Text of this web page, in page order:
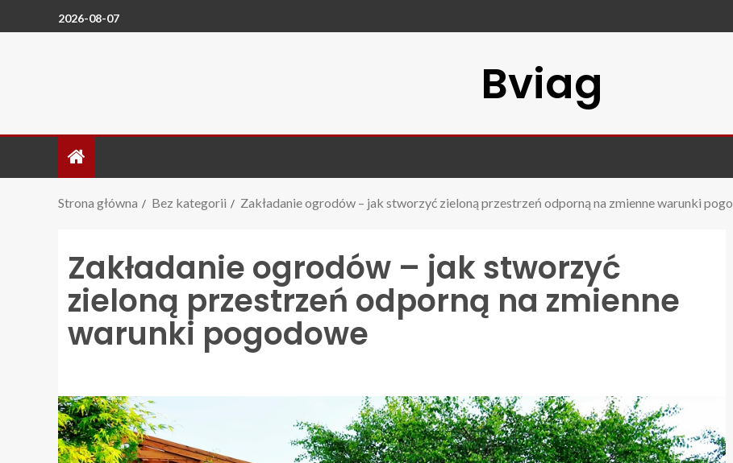
2026-08-07
Bviag
Strona główna Bez kategorii Zakładanie ogrodów – jak stworzyć zieloną przestrzeń odporną na zmienne warunki
Zakładanie ogrodów – jak stworzyć
zieloną przestrzeń odporną na zmienne
warunki pogodowe